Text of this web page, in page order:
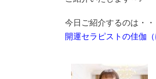
今日ご紹介するのは・・
開運セラピストの佳伽（